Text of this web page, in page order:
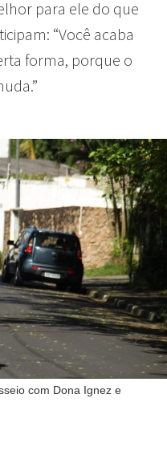
para ele do que
“Você acaba
forma, porque o
com Dona Ignez e